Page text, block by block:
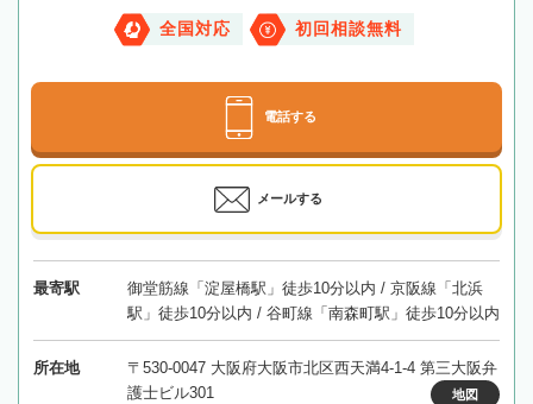
全国対応 初回相談無料
電話する
メールする
最寄駅
御堂筋線「淀屋橋駅」徒歩10分以内 / 京阪線「北浜
駅」徒歩10分以内 / 谷町線「南森町駅」徒歩10分以内
所在地
〒530-0047 大阪府大阪市北区西天満4-1-4 第三大阪弁
護士ビル301
地図